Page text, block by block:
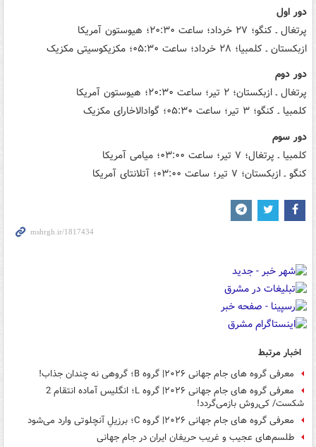
دور اول
پرتغال ـ کنگو؛ ۲۷ خرداد؛ ساعت ۲۰:۳۰؛ هیوستون آمریکا
ازبکستان ـ کلمبیا؛ ۲۸ خرداد؛ ساعت ۰۵:۳۰؛ مکزیکوسیتی مکزیک
دور دوم
پرتغال ـ ازبکستان؛ ۲ تیر؛ ساعت ۲۰:۳۰؛ هیوستون آمریکا
کلمبیا ـ کنگو؛ ۳ تیر؛ ساعت ۰۵:۳۰؛ گوادالاخارای مکزیک
دور سوم
کلمبیا ـ پرتغال؛ ۷ تیر؛ ساعت ۰۳:۰۰؛ میامی آمریکا
کنگو ـ ازبکستان؛ ۷ تیر؛ ساعت ۰۳:۰۰؛ آتلانتای آمریکا
اخبار مرتبط
معرفی گروه های جام جهانی ۲۰۲۶| گروه B؛ گروهی نه چندان جذاب!
معرفی گروه های جام جهانی ۲۰۲۶| گروه L؛ انگلیس آماده انتقام 2
شکست/ کی‌روش بازمی‌گردد!
معرفی گروه های جام جهانی ۲۰۲۶| گروه C؛ برزیلِ آنچلوتی وارد می‌شود
طلسم‌های عجیب و غریب حریفان ایران در جام جهانی